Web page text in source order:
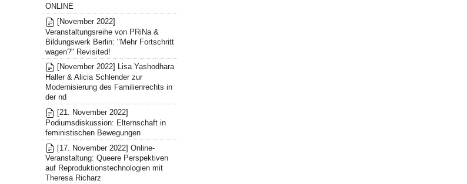
ONLINE
[November 2022]
Veranstaltungsreihe von PRiNa &
Bildungswerk Berlin: "Mehr Fortschritt
wagen?" Revisited!
[November 2022] Lisa Yashodhara
Haller & Alicia Schlender zur
Modernisierung des Familienrechts in
der nd
[21. November 2022]
Podiumsdiskussion: Elternschaft in
feministischen Bewegungen
[17. November 2022] Online-
Veranstaltung: Queere Perspektiven
auf Reproduktionstechnologien mit
Theresa Richarz